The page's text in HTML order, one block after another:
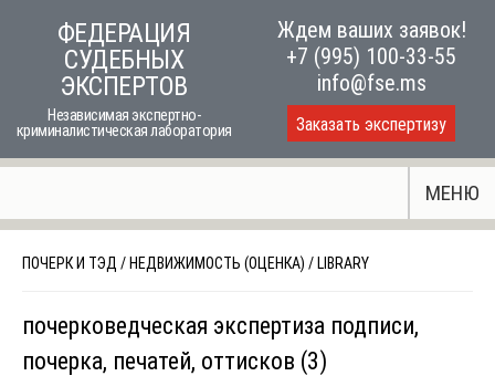
ФЕДЕРАЦИЯ
СУДЕБНЫХ
ЭКСПЕРТОВ
Независимая экспертно-
криминалистическая лаборатория
Ждем ваших заявок!
+7 (995) 100-33-55
info@fse.ms
Заказать экспертизу
МЕНЮ
ПОЧЕРК И ТЭД / НЕДВИЖИМОСТЬ (ОЦЕНКА) / LIBRARY
почерковедческая экспертиза подписи,
почерка, печатей, оттисков (3)